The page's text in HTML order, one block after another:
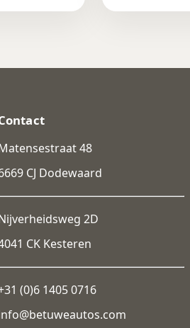
48
CJ Dodewaard
2D
CK Kesteren
(0)6 1405 0716